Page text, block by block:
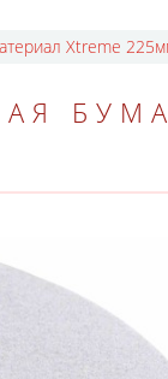
Xtreme